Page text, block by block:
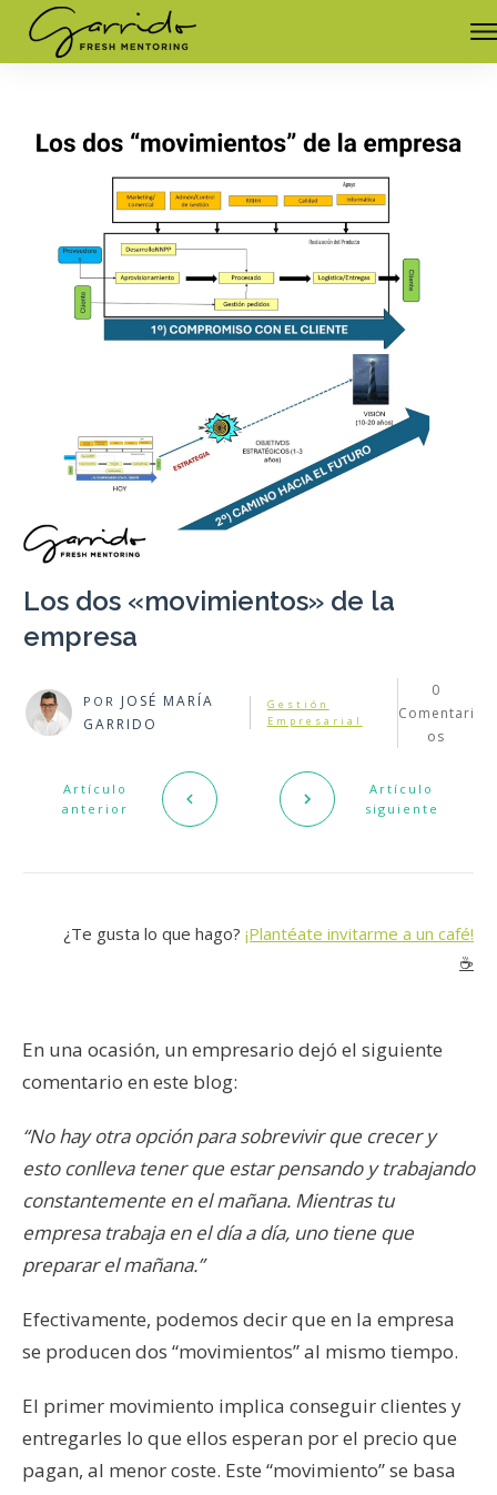
Los dos «movimientos» de la
empresa
POR JOSÉ MARÍA
GARRIDO
Gestión
Empresarial
0
Comentari
os
Artículo
anterior
Artículo
siguiente
¿Te gusta lo que hago? ¡Plantéate invitarme a un café!
☕️
En una ocasión, un empresario dejó el siguiente
comentario en este blog:
“No hay otra opción para sobrevivir que crecer y
esto conlleva tener que estar pensando y trabajando
constantemente en el mañana. Mientras tu
empresa trabaja en el día a día, uno tiene que
preparar el mañana.”
Efectivamente, podemos decir que en la empresa
se producen dos “movimientos” al mismo tiempo.
El primer movimiento implica conseguir clientes y
entregarles lo que ellos esperan por el precio que
pagan, al menor coste. Este “movimiento” se basa